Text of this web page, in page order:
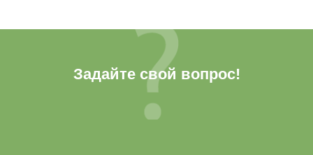
Задайте свой вопрос!